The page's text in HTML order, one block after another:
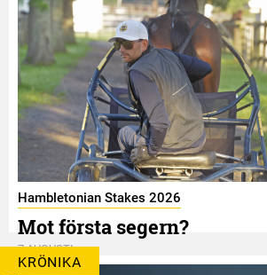
Hambletonian Stakes 2026
Mot första segern?
7 AUGUSTI
KRÖNIKA